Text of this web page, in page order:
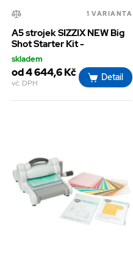
1 VARIANTA
A5 strojek SIZZIX NEW Big
Shot Starter Kit -
skladem
od 4 644,6 Kč
vč. DPH
Detail